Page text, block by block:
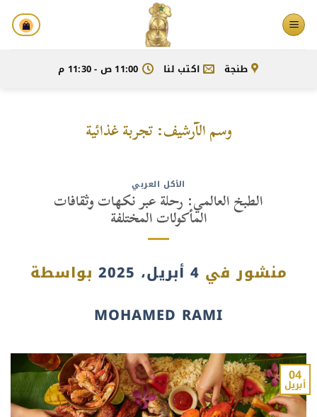
تخطي
للمحتوى
طنجة اكتب لنا 11:00 ص - 11:30 م
وسم الآرشيف:تجربة غذائية
الأكل العربي
الطبخ العالمي: رحلة عبر نكهات وثقافات
المأكولات المختلفة
منشور في 4 أبريل، 2025
بواسطة
MOHAMED RAMI
04
أبريل